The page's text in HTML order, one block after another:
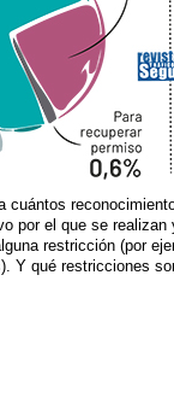
cuántos
por el que se
restricción (por
Y qué restricciones